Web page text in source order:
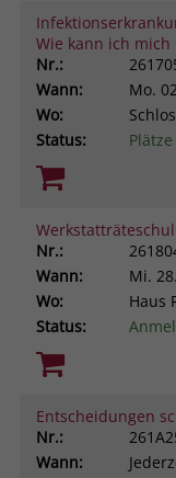
Wie kann ich
Nr.:
Wann:
Mo.
Wo:
Status:
Nr.:
Wann:
Mi.
Wo:
Haus
Status:
Entscheidungen
Nr.:
Wann: